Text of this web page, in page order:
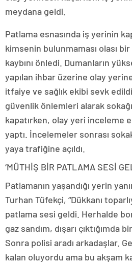
meydana geldi.
Patlama esnasında iş yerinin
kimsenin bulunmaması olası
kaybını önledi. Dumanların
yapılan ihbar üzerine olay
itfaiye ve sağlık ekibi sevk
güvenlik önlemleri alarak
kapatırken, olay yeri inceleme
yaptı. İncelemeler sonrası
yaya trafiğine açıldı.
‘MÜTHİŞ BİR PATLAMA SESİ
Patlamanın yaşandığı yerin
Turhan Tüfekçi, “Dükkanı
patlama sesi geldi. Herhalde
gaz sandım, dışarı çıktığımda
Sonra polisi aradı arkadaşlar.
kalan oluyordu ama bu akşam